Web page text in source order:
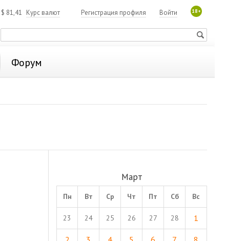
$ 81,41 Курс валют 18+
Войти
Регистрация профиля
Форум
Март
Пн Вт Ср Чт Пт Сб Вс
23 24 25 26 27 28 1